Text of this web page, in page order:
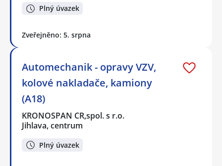
Plný úvazek
Zveřejněno: 5. srpna
Automechanik - opravy VZV,
kolové nakladače, kamiony
(A18)
KRONOSPAN CR,spol. s r.o.
Jihlava, centrum
Plný úvazek